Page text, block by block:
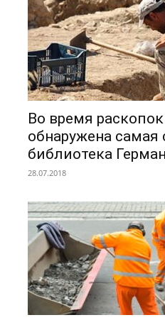
Во время
обнаружена самая
библиотека
28.07.2018